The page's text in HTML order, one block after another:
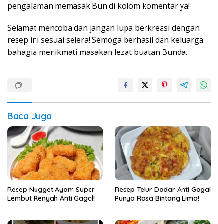
pengalaman memasak Bun di kolom komentar ya!
Selamat mencoba dan jangan lupa berkreasi dengan
resep ini sesuai selera! Semoga berhasil dan keluarga
bahagia menikmati masakan lezat buatan Bunda.
Baca Juga
Resep Nugget Ayam Super
Lembut Renyah Anti Gagal!
Resep Telur Dadar Anti Gagal
Punya Rasa Bintang Lima!